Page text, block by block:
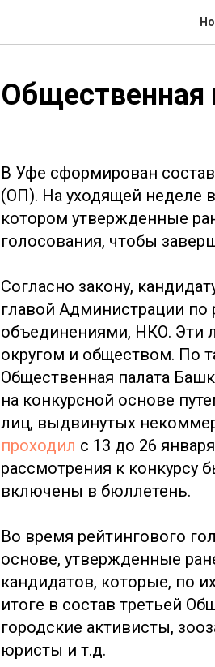
Общественная
В Уфе сформирован
(ОП). На уходящей неделе
котором утвержденные
голосования, чтобы
Согласно закону,
главой Администрации по
объединениями, НКО. Эти
округом и обществом. По
Общественная палата
на конкурсной основе
лиц, выдвинутых
проходил с 13 до 26
рассмотрения к
включены в бюллетень.
Во время рейтингового
основе, утвержденные
кандидатов, которые, по
итоге в состав третьей
городские активисты,
юристы и т.д.